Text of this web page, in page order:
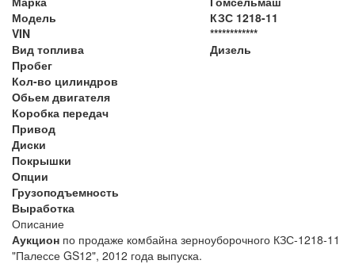
Модель
КЗС 1218-11
VIN
************
Вид топлива
Дизель
Пробег
Кол-во цилиндров
Обьем двигателя
Коробка передач
Привод
Диски
Покрышки
Опции
Грузоподъемность
Выработка
Описание
Аукцион по продаже комбайна зерноуборочного КЗС-1218-11
"Палессе GS12", 2012 года выпуска.